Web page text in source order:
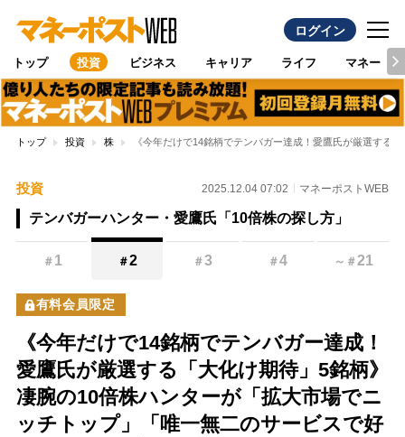
ログイン
トップ 投資 ビジネス キャリア ライフ マネー
トップ 投資 株 《今年だけで14銘柄でテンバガー達成！愛鷹氏が厳選する
投資 2025.12.04 07:02 マネーポストWEB
テンバガーハンター・愛鷹氏「10倍株の探し方」
＃ 1 ＃2 ＃3 ＃4 ～ ＃21
有料会員限定
《今年だけで14銘柄でテンバガー達成！
愛鷹氏が厳選する「大化け期待」5銘柄》
凄腕の10倍株ハンターが「拡大市場でニ
ッチトップ」「唯一無二のサービスで好